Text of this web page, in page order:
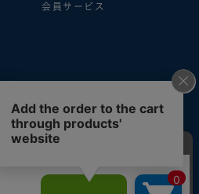
会員サービス
follow us!